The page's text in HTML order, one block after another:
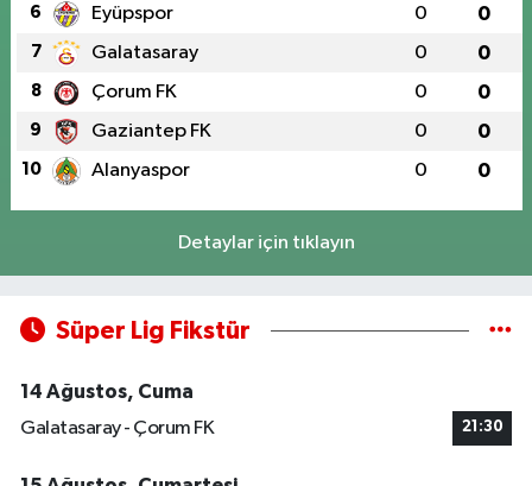
6 Eyüpspor 0 0
7 Galatasaray 0 0
8 Çorum FK 0 0
9 Gaziantep FK 0 0
10 Alanyaspor 0 0
Detaylar için tıklayın
Süper Lig Fikstür
14 Ağustos, Cuma
Galatasaray - Çorum FK
21:30